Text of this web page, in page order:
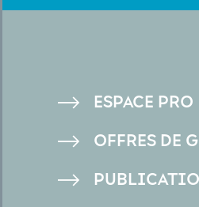
PIED
DE
ESPACE PRO
OFFRES DE